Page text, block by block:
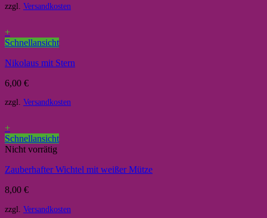
zzgl. Versandkosten
+
Schnellansicht
Nikolaus mit Stern
6,00 €
zzgl. Versandkosten
+
Schnellansicht
Nicht vorrätig
Zauberhafter Wichtel mit weißer Mütze
8,00 €
zzgl. Versandkosten